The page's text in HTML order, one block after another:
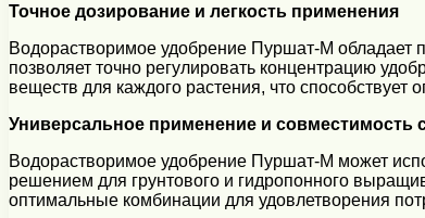
Точное дозирование и легкость применения
Водорастворимое удобрение Пуршат-М обладает
позволяет точно регулировать концентрацию
веществ для каждого растения, что
Универсальное применение и совместимость
Водорастворимое удобрение Пуршат-М может
решением для грунтового и гидропонного
оптимальные комбинации для удовлетворения